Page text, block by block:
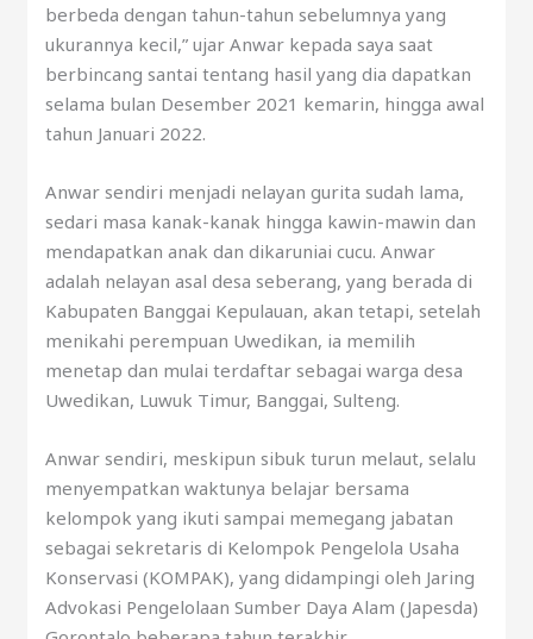
berbeda dengan tahun-tahun sebelumnya yang
ukurannya kecil,” ujar Anwar kepada saya saat
berbincang santai tentang hasil yang dia dapatkan
selama bulan Desember 2021 kemarin, hingga awal
tahun Januari 2022.
Anwar sendiri menjadi nelayan gurita sudah lama,
sedari masa kanak-kanak hingga kawin-mawin dan
mendapatkan anak dan dikaruniai cucu. Anwar
adalah nelayan asal desa seberang, yang berada di
Kabupaten Banggai Kepulauan, akan tetapi, setelah
menikahi perempuan Uwedikan, ia memilih
menetap dan mulai terdaftar sebagai warga desa
Uwedikan, Luwuk Timur, Banggai, Sulteng.
Anwar sendiri, meskipun sibuk turun melaut, selalu
menyempatkan waktunya belajar bersama
kelompok yang ikuti sampai memegang jabatan
sebagai sekretaris di Kelompok Pengelola Usaha
Konservasi (KOMPAK), yang didampingi oleh Jaring
Advokasi Pengelolaan Sumber Daya Alam (Japesda)